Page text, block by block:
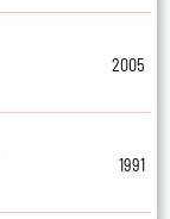
2005
1991